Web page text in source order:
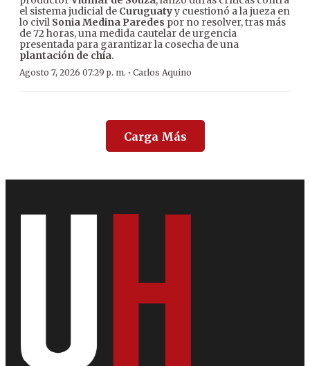
el sistema judicial de Curuguatyy cuestionó a la jueza en
lo civil Sonia Medina Paredes por no resolver, tras más
de 72 horas, una medida cautelar de urgencia
presentada para garantizar la cosecha de una
plantación de chía.
Agosto 7, 2026 07:29 p. m. · Carlos Aquino
Carga Más